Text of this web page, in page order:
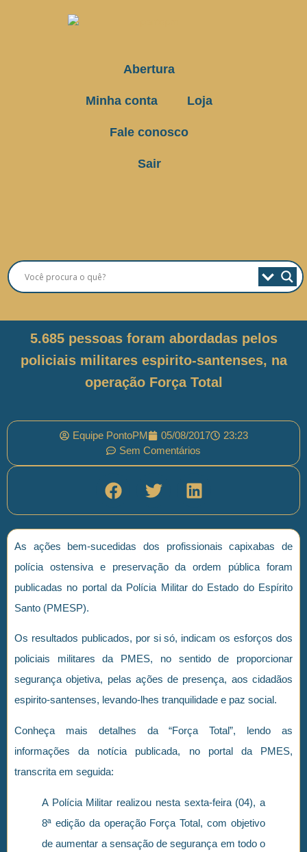
Abertura
Minha conta Loja
Fale conosco
Sair
5.685 pessoas foram abordadas pelos
policiais militares espirito-santenses, na
operação Força Total
Equipe PontoPM 05/08/2017
23:23
Sem Comentários
As ações bem-sucedidas dos profissionais capixabas de
polícia ostensiva e preservação da ordem pública foram
publicadas no portal da Polícia Militar do Estado do Espírito
Santo (PMESP).
Os resultados publicados, por si só, indicam os esforços dos
policiais militares da PMES, no sentido de proporcionar
segurança objetiva, pelas ações de presença, aos cidadãos
espirito-santenses, levando-lhes tranquilidade e paz social.
Conheça mais detalhes da “Força Total”, lendo as
informações da notícia publicada, no portal da PMES,
transcrita em seguida:
A Polícia Militar realizou nesta sexta-feira (04), a
8ª edição da operação Força Total, com objetivo
de aumentar a sensação de segurança em todo o